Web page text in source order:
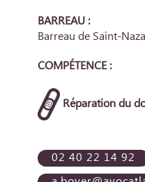
BARREAU :
Barreau de Saint-
COMPÉTENCE :
Réparation du
02 40 22 14 92